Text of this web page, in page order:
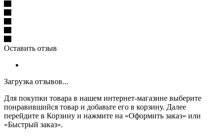
Оставить отзыв
Загрузка отзывов...
Для покупки товара в нашем интернет-магазине выберите
понравившийся товар и добавьте его в корзину. Далее
перейдите в Корзину и нажмите на «Оформить заказ» или
«Быстрый заказ».